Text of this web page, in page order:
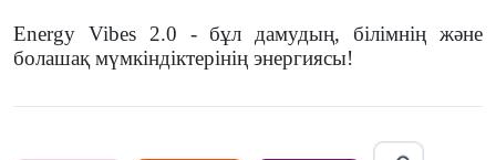
Energy Vibes 2.0 - бұл дамудың, білімнің және
болашақ мүмкіндіктерінің энергиясы!